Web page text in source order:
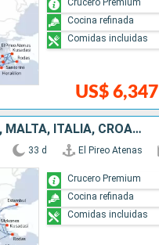
US$ 6,347
Crucero Premium
Cocina refinada
Comidas incluidas
TURQUÍA, GRECIA, MALTA, ITALIA, CROACIA, MONTENEGRO
33 d El Pireo Atenas
Crucero Premium
Cocina refinada
Comidas incluidas